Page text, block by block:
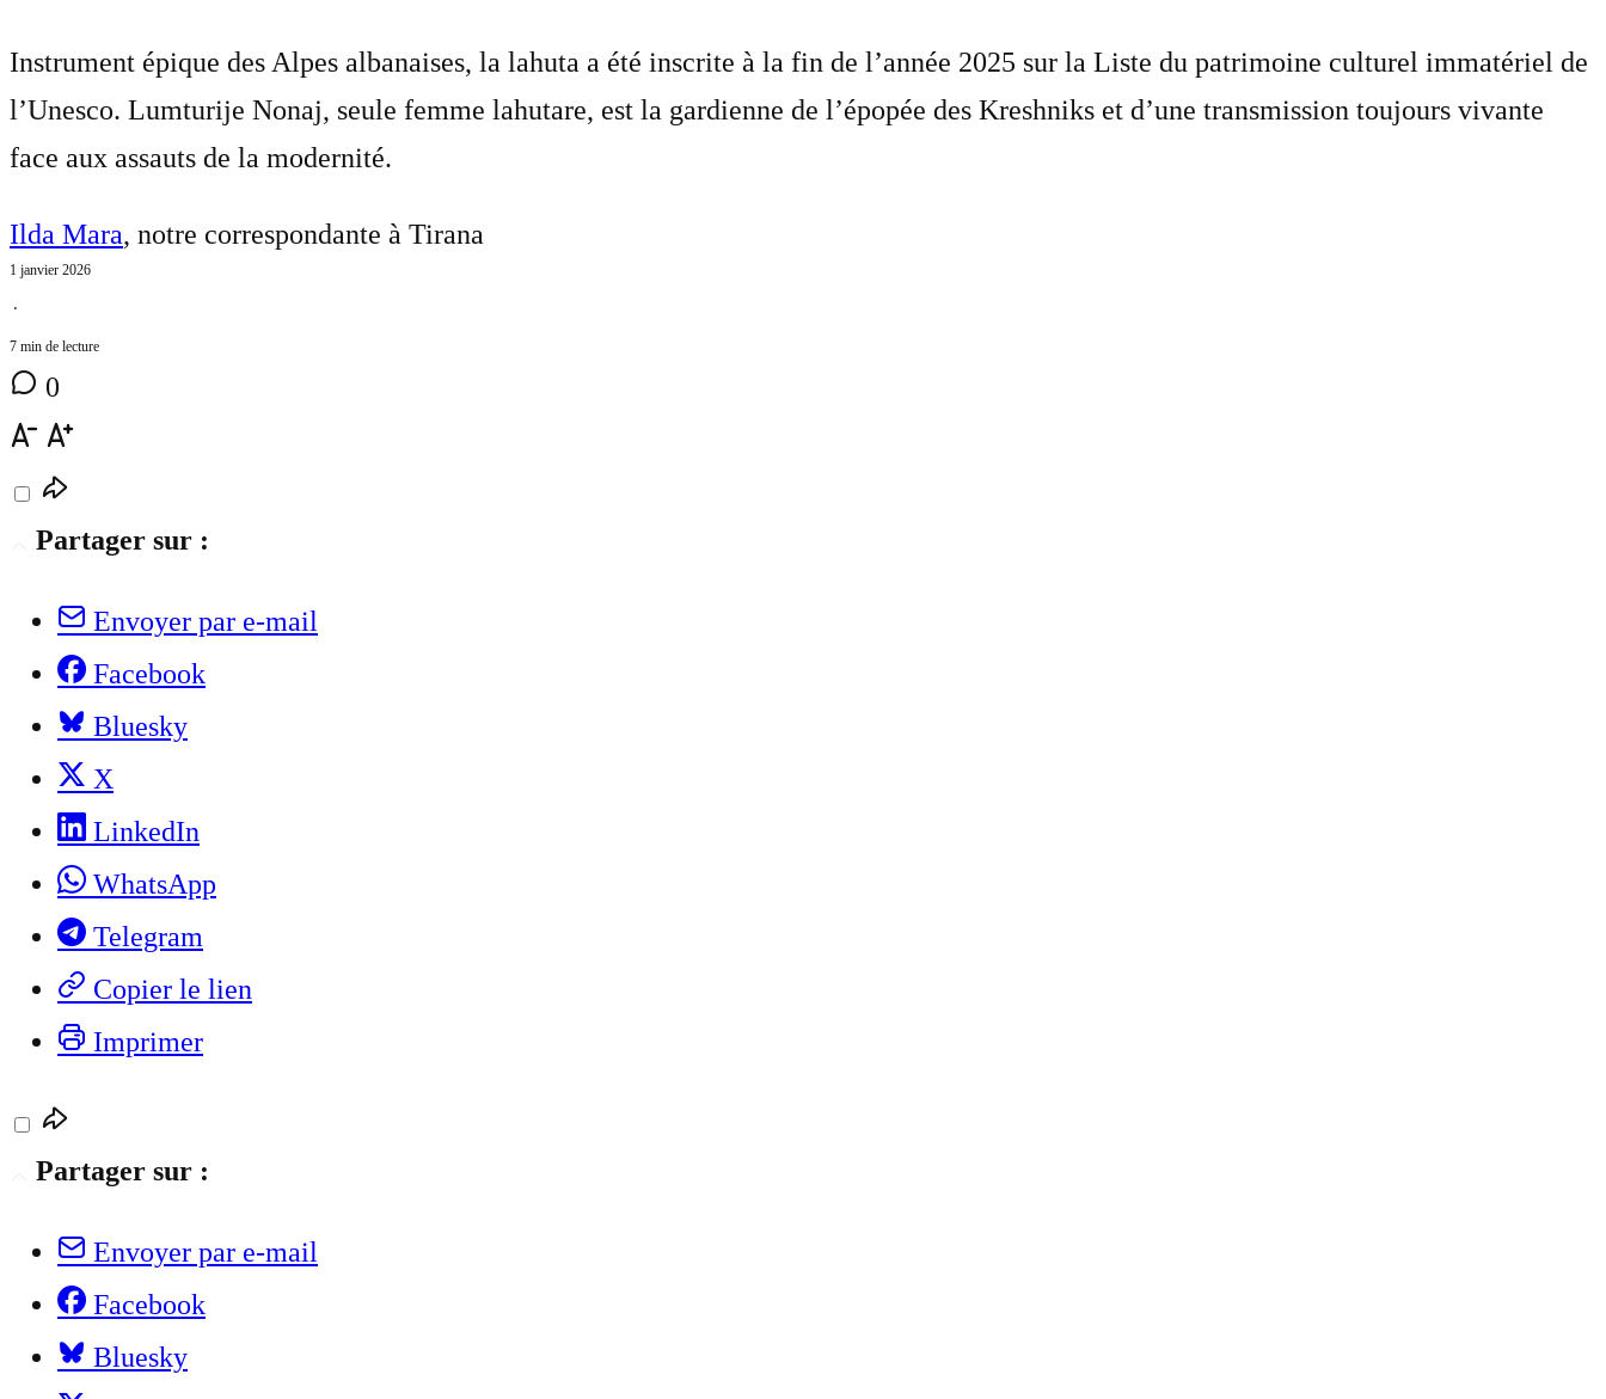
Instrument épique des Alpes albanaises, la lahuta a été inscrite à la fin de l’année 2025 sur la Liste du patrimoine culturel immatériel de
l’Unesco. Lumturije Nonaj, seule femme lahutare, est la gardienne de l’épopée des Kreshniks et d’une transmission toujours vivante
face aux assauts de la modernité.
Ilda Mara, notre correspondante à Tirana
1 janvier 2026
⋅
7 min de lecture
0
Partager sur :
Envoyer par e-mail
Facebook
Bluesky
X
LinkedIn
WhatsApp
Telegram
Copier le lien
Imprimer
Partager sur :
Envoyer par e-mail
Facebook
Bluesky